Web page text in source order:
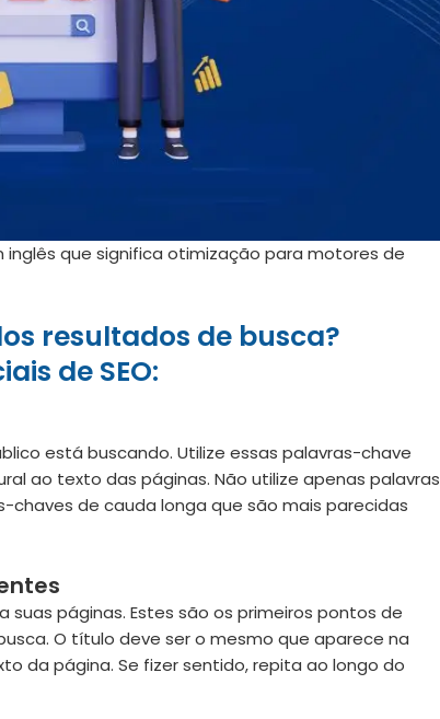
inglês que significa otimização para motores de
resultados de busca?
de SEO:
está buscando. Utilize essas palavras-chave
ao texto das páginas. Não utilize apenas palavras
chaves de cauda longa que são mais parecidas
páginas. Estes são os primeiros pontos de
O título deve ser o mesmo que aparece na
da página. Se fizer sentido, repita ao longo do